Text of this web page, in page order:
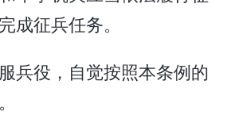
成征兵任务。
兵役，自觉按照本条例的